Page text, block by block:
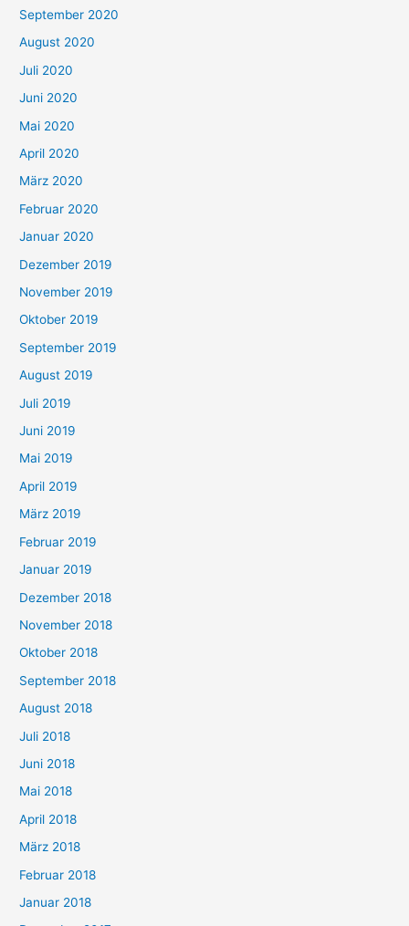
September 2020
August 2020
Juli 2020
Juni 2020
Mai 2020
April 2020
März 2020
Februar 2020
Januar 2020
Dezember 2019
November 2019
Oktober 2019
September 2019
August 2019
Juli 2019
Juni 2019
Mai 2019
April 2019
März 2019
Februar 2019
Januar 2019
Dezember 2018
November 2018
Oktober 2018
September 2018
August 2018
Juli 2018
Juni 2018
Mai 2018
April 2018
März 2018
Februar 2018
Januar 2018